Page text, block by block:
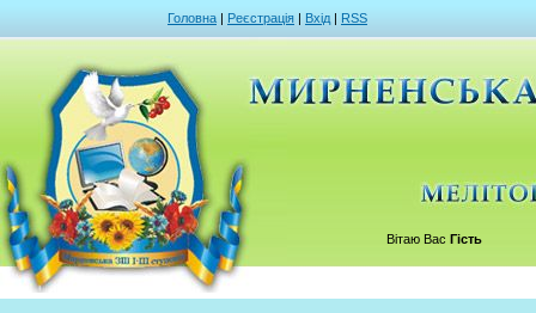
Головна | Реєстрація | Вхід | RSS
Вітаю Вас Гість